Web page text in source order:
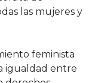
las mujeres y
feminista
igualdad entre